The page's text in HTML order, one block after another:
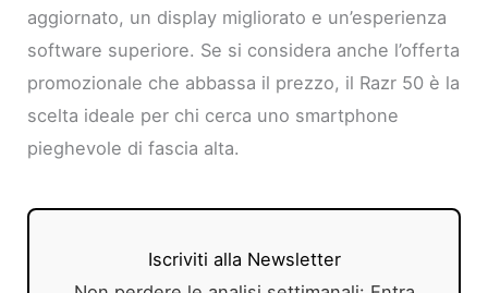
aggiornato, un display migliorato e un’esperienza
software superiore. Se si considera anche l’offerta
promozionale che abbassa il prezzo, il Razr 50 è la
scelta ideale per chi cerca uno smartphone
pieghevole di fascia alta.
Iscriviti alla Newsletter